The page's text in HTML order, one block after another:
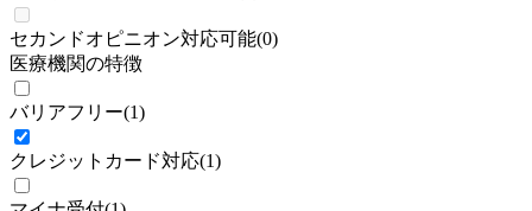
セカンドオピニオン対応可能(0)
医療機関の特徴
バリアフリー(1)
クレジットカード対応(1)